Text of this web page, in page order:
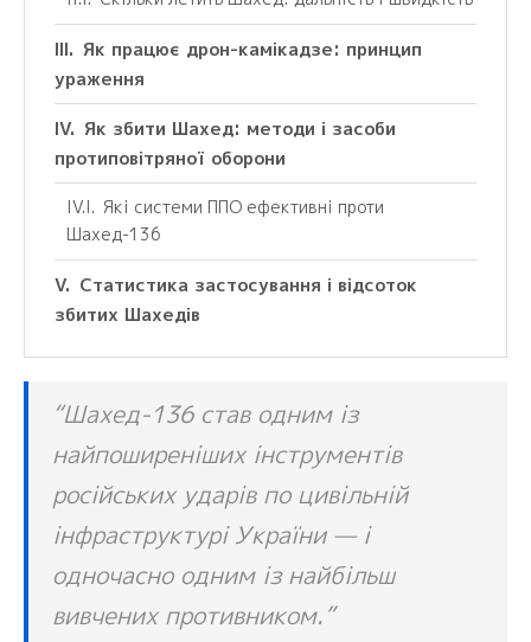
Як працює дрон-камікадзе: принцип
ураження
Як збити Шахед: методи і засоби
протиповітряної оборони
Які системи ППО ефективні проти
Шахед-136
Статистика застосування і відсоток
збитих Шахедів
“Шахед-136 став одним із
найпоширеніших інструментів
російських ударів по цивільній
інфраструктурі України — і
одночасно одним із найбільш
вивчених противником.”